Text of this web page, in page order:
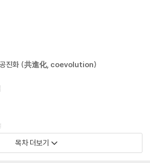
공진화 (共進化, coevolution)
목차 더보기